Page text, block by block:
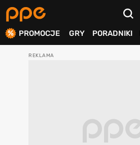
PROMOCJE GRY PORADNIKI